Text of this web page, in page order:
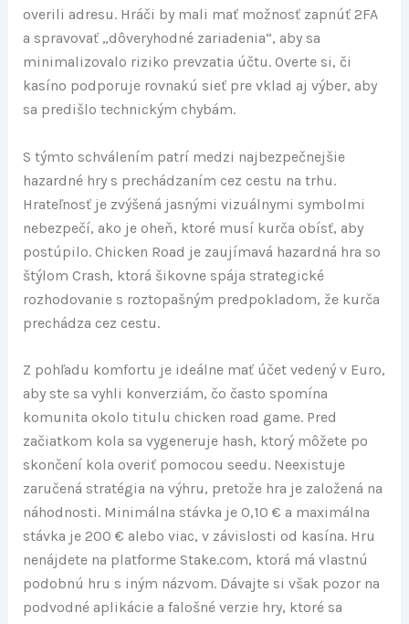
overili adresu. Hráči by mali mať možnosť zapnúť 2FA
a spravovať „dôveryhodné zariadenia“, aby sa
minimalizovalo riziko prevzatia účtu. Overte si, či
kasíno podporuje rovnakú sieť pre vklad aj výber, aby
sa predišlo technickým chybám.
S týmto schválením patrí medzi najbezpečnejšie
hazardné hry s prechádzaním cez cestu na trhu.
Hrateľnosť je zvýšená jasnými vizuálnymi symbolmi
nebezpečí, ako je oheň, ktoré musí kurča obísť, aby
postúpilo. Chicken Road je zaujímavá hazardná hra so
štýlom Crash, ktorá šikovne spája strategické
rozhodovanie s roztopašným predpokladom, že kurča
prechádza cez cestu.
Z pohľadu komfortu je ideálne mať účet vedený v Euro,
aby ste sa vyhli konverziám, čo často spomína
komunita okolo titulu chicken road game. Pred
začiatkom kola sa vygeneruje hash, ktorý môžete po
skončení kola overiť pomocou seedu. Neexistuje
zaručená stratégia na výhru, pretože hra je založená na
náhodnosti. Minimálna stávka je 0,10 € a maximálna
stávka je 200 € alebo viac, v závislosti od kasína. Hru
nenájdete na platforme Stake.com, ktorá má vlastnú
podobnú hru s iným názvom. Dávajte si však pozor na
podvodné aplikácie a falošné verzie hry, ktoré sa